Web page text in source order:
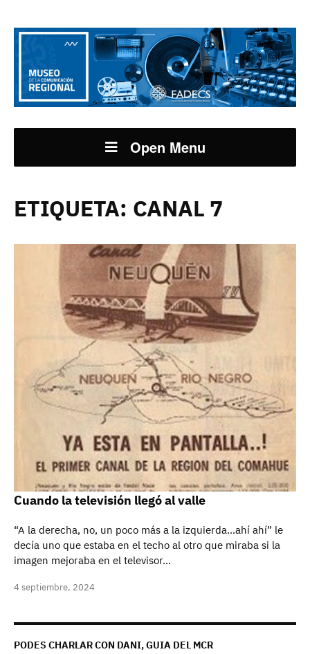
Open Menu
ETIQUETA: CANAL 7
Cuando la televisión llegó al valle
“A la derecha, no, un poco más a la izquierda…ahí ahí” le
decía uno que estaba en el techo al otro que miraba si la
imagen mejoraba en el televisor…
4 septiembre, 2024
PODES CHARLAR CON DANI, GUIA DEL MCR